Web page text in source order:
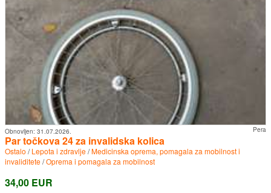
Pera
Obnovljen: 31.07.2026.
Par točkova 24 za invalidska kolica
Ostalo /Lepota i zdravlje/Medicinska oprema, pomagala za mobilnost i
invaliditete/Oprema i pomagala za mobilnost
34,00 EUR